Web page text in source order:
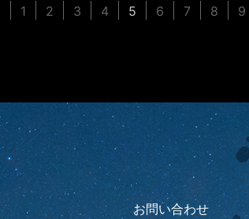
1 2 3 4 5 6 7 8 9
お問い合わせ